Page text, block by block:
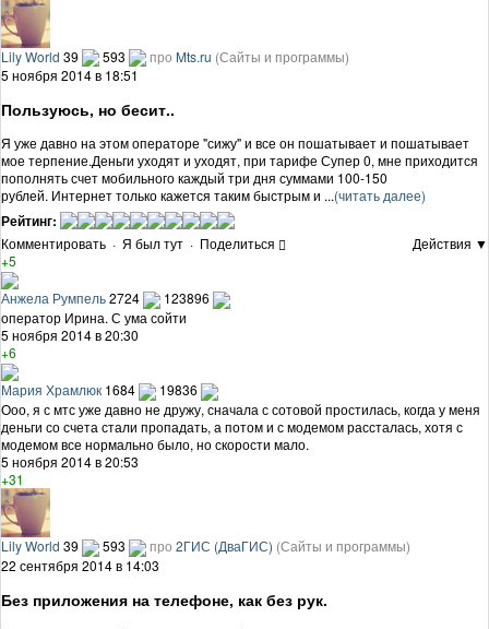
Lily World 39 593 про Mts.ru (Сайты и программы)
5 ноября 2014 в 18:51
Пользуюсь, но бесит..
Я уже давно на этом операторе "сижу" и все он пошатывает и пошатывает
мое терпение.Деньги уходят и уходят, при тарифе Супер 0, мне приходится
пополнять счет мобильного каждый три дня суммами 100-150
рублей. Интернет только кажется таким быстрым и ...(читать далее)
Рейтинг:
Комментировать · Я был тут · Поделиться
Действия ▼
+5
Анжела Румпель2724
123896
оператор Ирина. С ума сойти
5 ноября 2014 в 20:30
+6
Мария Храмлюк 1684
19836
Ооо, я с мтс уже давно не дружу, сначала с сотовой простилась, когда у меня
деньги со счета стали пропадать, а потом и с модемом рассталась, хотя с
модемом все нормально было, но скорости мало.
5 ноября 2014 в 20:53
+31
Lily World 39 593 про 2ГИС (ДваГИС) (Сайты и программы)
22 сентября 2014 в 14:03
Без приложения на телефоне, как без рук.